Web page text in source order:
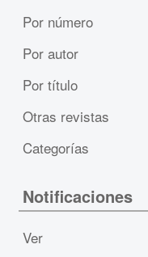
Por número
Por autor
Por título
Otras revistas
Categorías
Notificaciones
Ver